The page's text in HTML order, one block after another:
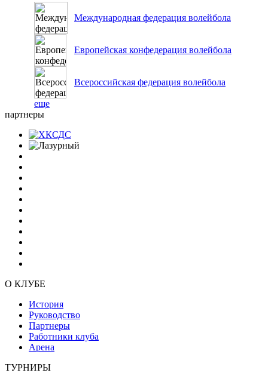
Международная федерация волейбола
Европейская конфедерация волейбола
Всероссийская федерация волейбола
еще
партнеры
О КЛУБЕ
История
Руководство
Партнеры
Работники клуба
Арена
ТУРНИРЫ